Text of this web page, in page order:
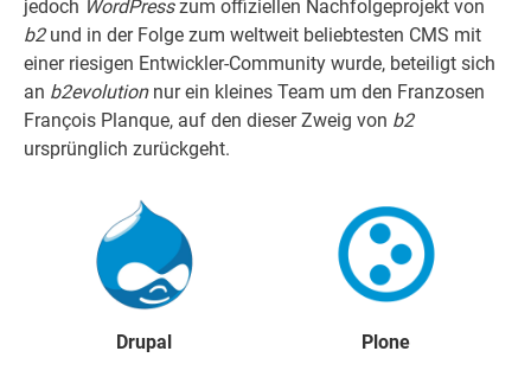
jedoch WordPresszum offiziellen Nachfolgeprojekt von
b2und in der Folge zum weltweit beliebtesten CMS mit
einer riesigen Entwickler-Community wurde, beteiligt sich
an b2evolutionnur ein kleines Team um den Franzosen
François Planque, auf den dieser Zweig von b2
ursprünglich zurückgeht.
Drupal Plone